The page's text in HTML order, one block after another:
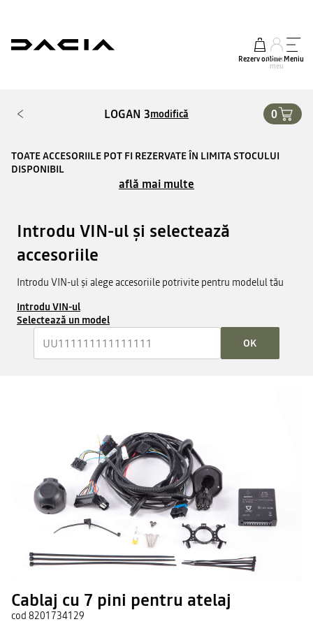
Rezerv online
Contul
meu
Meniu
LOGAN 3modifică 0
TOATE ACCESORIILE POT FI REZERVATE ÎN LIMITA STOCULUI
DISPONIBIL
află mai multe
Introdu VIN-ul și selectează
accesoriile
Introdu VIN-ul și alege accesoriile potrivite pentru modelul tău
Introdu VIN-ul
Selectează un model
OK
Cablaj cu 7 pini pentru atelaj
cod 8201734129